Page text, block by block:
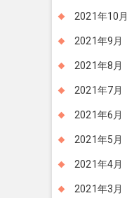
2021年10月
2021年9月
2021年8月
2021年7月
2021年6月
2021年5月
2021年4月
2021年3月